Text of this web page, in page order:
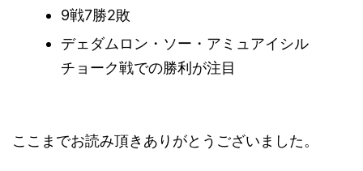
9戦7勝2敗
デェダムロン・ソー・アミュアイシル
チョーク戦での勝利が注目
ここまでお読み頂きありがとうございました。